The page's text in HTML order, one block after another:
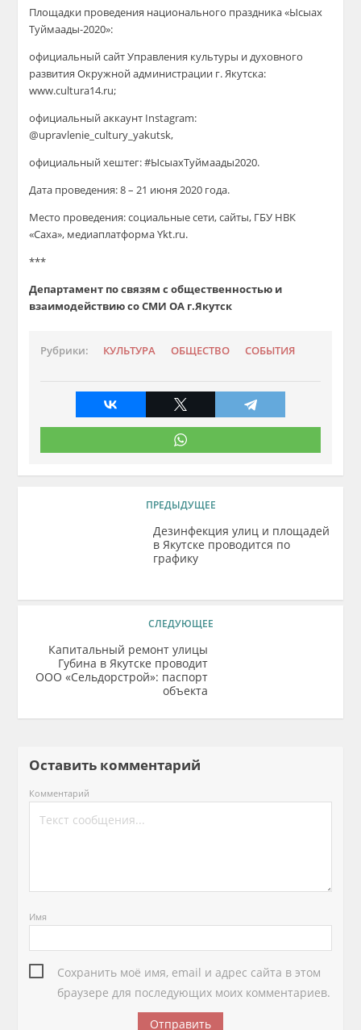
Площадки проведения национального праздника «Ысыах
Туймаады-2020»:
официальный сайт Управления культуры и духовного
развития Окружной администрации г. Якутска:
www.cultura14.ru;
официальныйаккаунт Instagram:
@upravlenie_cultury_yakutsk,
официальныйхештег: #ЫсыахТуймаады2020.
Дата проведения: 8 – 21 июня 2020 года.
Место проведения: социальные сети, сайты, ГБУ НВК
«Саха», медиаплатформаYkt.ru.
***
Департамент по связям с общественностью и
взаимодействию со СМИ ОА г.Якутск
Рубрики: КУЛЬТУРА ОБЩЕСТВО СОБЫТИЯ
ПРЕДЫДУЩЕЕ
Дезинфекция улиц и площадей
в Якутске проводится по
графику
СЛЕДУЮЩЕЕ
Капитальный ремонт улицы
Губина в Якутске проводит
ООО «Сельдорстрой»: паспорт
объекта
Оставить комментарий
Комментарий
Имя
Сохранить моё имя, email и адрес сайта в этом
браузере для последующих моих комментариев.